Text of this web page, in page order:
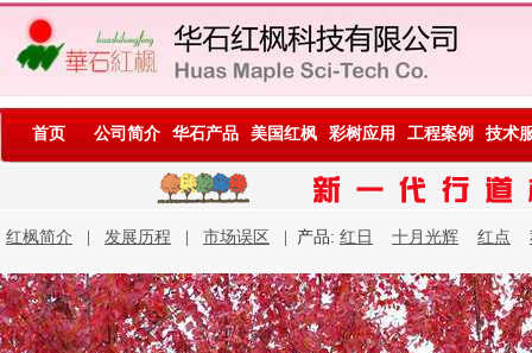
首页 公司简介 华石产品 美国红枫 彩树应用 工程案例 技术
红枫简介 发展历程 市场误区 | 产品: 红日 十月光辉 红点